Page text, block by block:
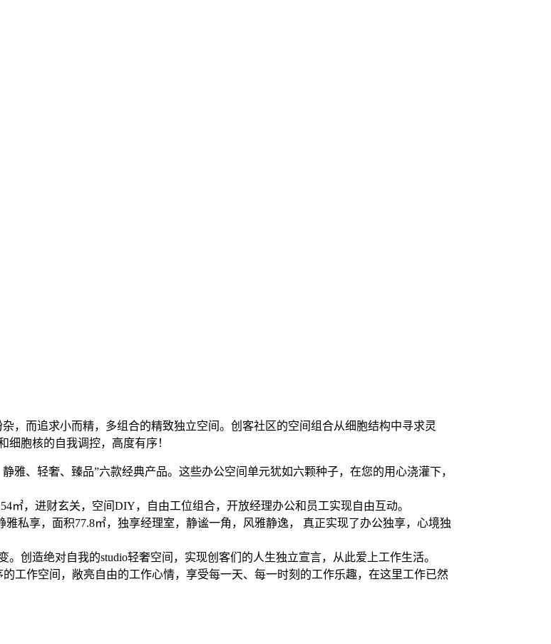
，而追求小而精，多组合的精致独立空间。创客社区的空间组合从细胞结构中寻求灵
胞核的自我调控，高度有序！
、轻奢、臻品”六款经典产品。这些办公空间单元犹如六颗种子，在您的用心浇灌下，
，进财玄关，空间DIY，自由工位组合，开放经理办公和员工实现自由互动。
私享，面积77.8㎡，独享经理室，静谧一角，风雅静逸， 真正实现了办公独享，心境独
创造绝对自我的studio轻奢空间，实现创客们的人生独立宣言，从此爱上工作生活。
工作空间，敞亮自由的工作心情，享受每一天、每一时刻的工作乐趣，在这里工作已然